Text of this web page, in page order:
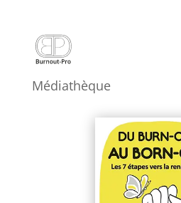
DU BURN-OUT AU
20 Fév 2024
Médiathèque